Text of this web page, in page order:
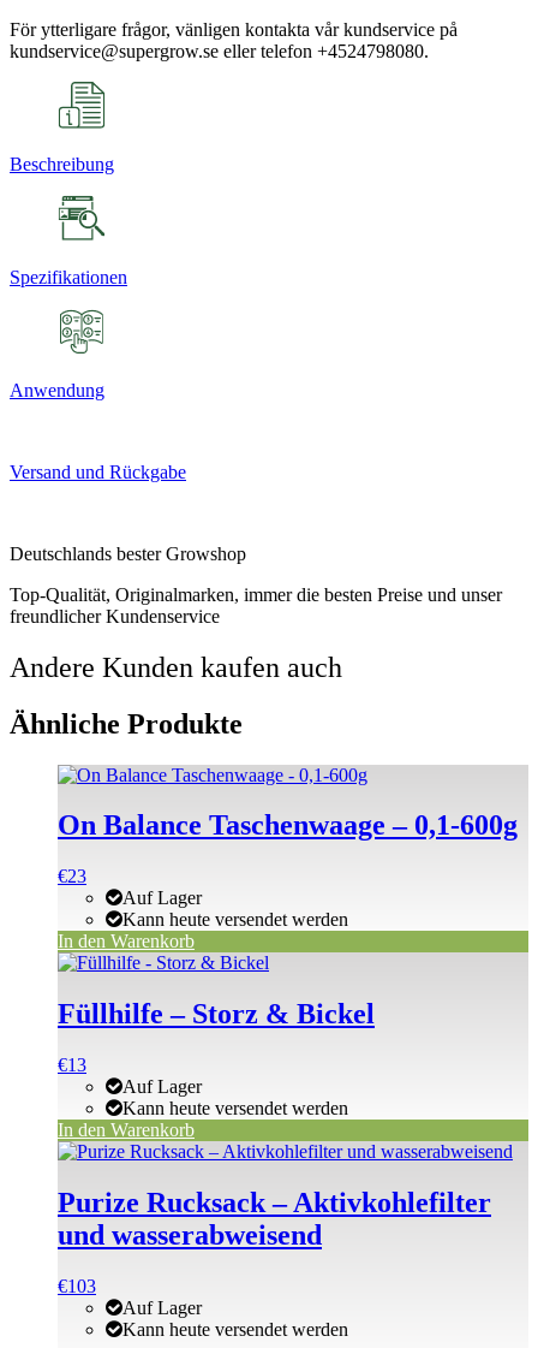
För ytterligare frågor, vänligen kontakta vår kundservice på
kundservice@supergrow.se eller telefon +4524798080.
Beschreibung
Spezifikationen
Anwendung
Versand und Rückgabe
Deutschlands bester Growshop
Top-Qualität, Originalmarken, immer die besten Preise und unser
freundlicher Kundenservice
Andere Kunden kaufen auch
Ähnliche Produkte
On Balance Taschenwaage – 0,1-600g
€23
Auf Lager
Kann heute versendet werden
In den Warenkorb
Füllhilfe – Storz & Bickel
€13
Auf Lager
Kann heute versendet werden
In den Warenkorb
Purize Rucksack – Aktivkohlefilter
und wasserabweisend
€103
Auf Lager
Kann heute versendet werden